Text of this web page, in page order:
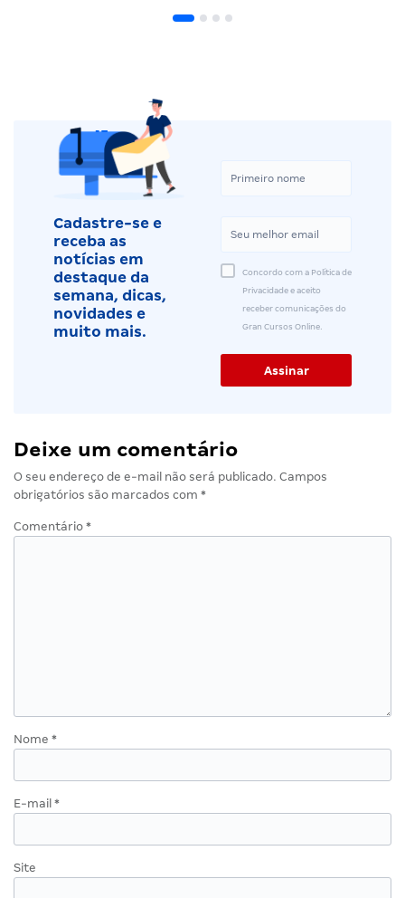
Cadastre-se e
receba as
notícias em
destaque da
semana, dicas,
novidades e
muito mais.
Concordo com a Política de
Privacidade e aceito
receber comunicações do
Gran Cursos Online.
Deixe um comentário
O seu endereço de e-mail não será publicado. Campos
obrigatórios são marcados com *
Comentário *
Nome *
E-mail *
Site